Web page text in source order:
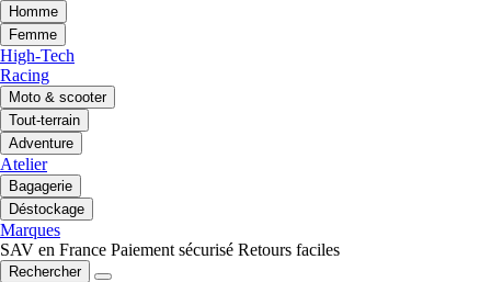
Homme
Femme
High-Tech
Racing
Moto & scooter
Tout-terrain
Adventure
Atelier
Bagagerie
Déstockage
Marques
SAV en France Paiement sécurisé Retours faciles
Rechercher